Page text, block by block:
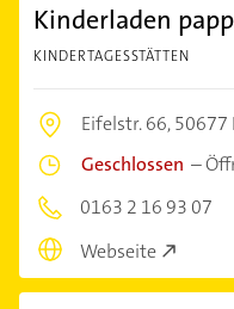
Kinderladen
KINDERTAGESSTÄTTEN
Eifelstr. 66,50677
Geschlossen –
0163 2 16 93 07
Webseite